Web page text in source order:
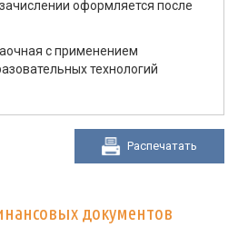
оформляется после
с применением
технологий
Распечатать
документов